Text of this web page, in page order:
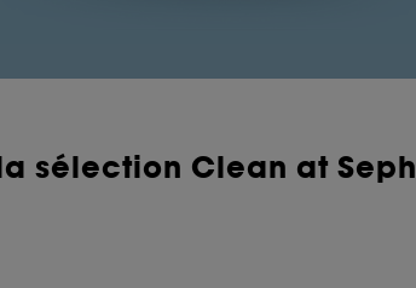
sélection Clean at